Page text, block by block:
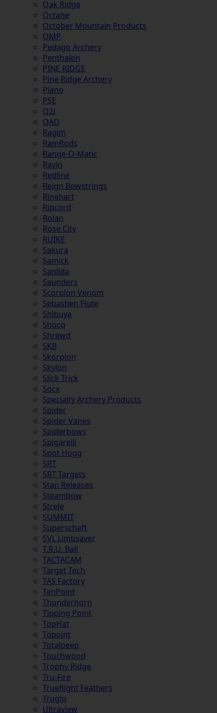
Oak Ridge
Octane
October Mountain Products
OMP
Pedago Archery
Penthalon
PINE RIDGE
Pine Ridge Archery
Plano
PSE
Q2i
QAD
Ragim
RamRods
Range-O-Matic
Ravin
Redline
Reign Bowstrings
Rinehart
Ripcord
Rolan
Rose City
RUIKE
Sakura
Samick
Sanlida
Saunders
Scorpion Venom
Sebastien Flute
Shibuya
Shocq
Shrewd
SKB
Skorpion
Skylon
Slick Trick
Socx
Specialty Archery Products
Spider
Spider Vanes
Spiderbows
Spigarelli
Spot Hogg
SRT
SRT Targets
Stan Releases
Steambow
Strele
SUMMIT
Superschaft
SVL Limbsaver
T.R.U. Ball
TACTACAM
Target Tech
TAS Factory
TenPoint
Thunderhorn
Tipping Point
TopHat
Topoint
Totalpeep
Touchwood
Trophy Ridge
Tru-Fire
Trueflight Feathers
Truglo
Ultraview